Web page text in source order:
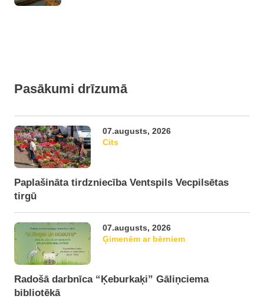
Pasākumi drīzumā
07.augusts, 2026
Cits
Paplašināta tirdzniecība Ventspils Vecpilsētas
tirgū
07.augusts, 2026
Ģimenēm ar bērniem
Radošā darbnīca “Ķeburkaķi” Gāliņciema
bibliotēkā